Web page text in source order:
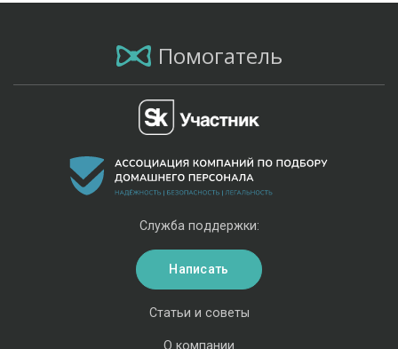
Помогатель
Статьи и советы
О компании
Служба поддержки:
Написать